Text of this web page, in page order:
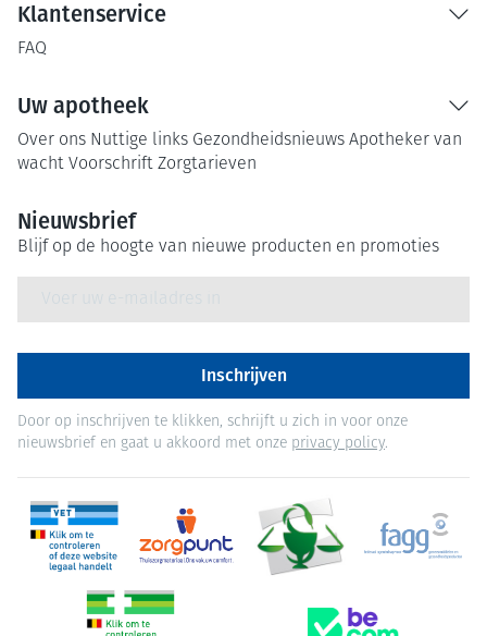
Klantenservice
FAQ
Uw apotheek
Over ons Nuttige links Gezondheidsnieuws Apotheker van
wacht Voorschrift Zorgtarieven
Nieuwsbrief
Blijf op de hoogte van nieuwe producten en promoties
Inschrijven
Door op inschrijven te klikken, schrijft u zich in voor onze
nieuwsbrief en gaat u akkoord met onze privacy policy.